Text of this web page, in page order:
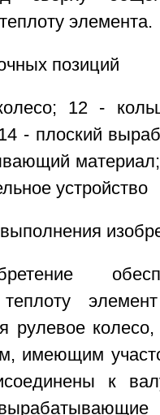
элемента.
позиций
12 -
- плоский
устройство
колесо,
имеющим
к